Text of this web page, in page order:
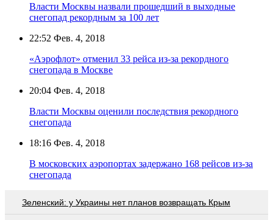
Власти Москвы назвали прошедший в выходные
снегопад рекордным за 100 лет
22:52 Фев. 4, 2018
«Аэрофлот» отменил 33 рейса из-за рекордного
снегопада в Москве
20:04 Фев. 4, 2018
Власти Москвы оценили последствия рекордного
снегопада
18:16 Фев. 4, 2018
В московских аэропортах задержано 168 рейсов из-за
снегопада
Зеленский: у Украины нет планов возвращать Крым